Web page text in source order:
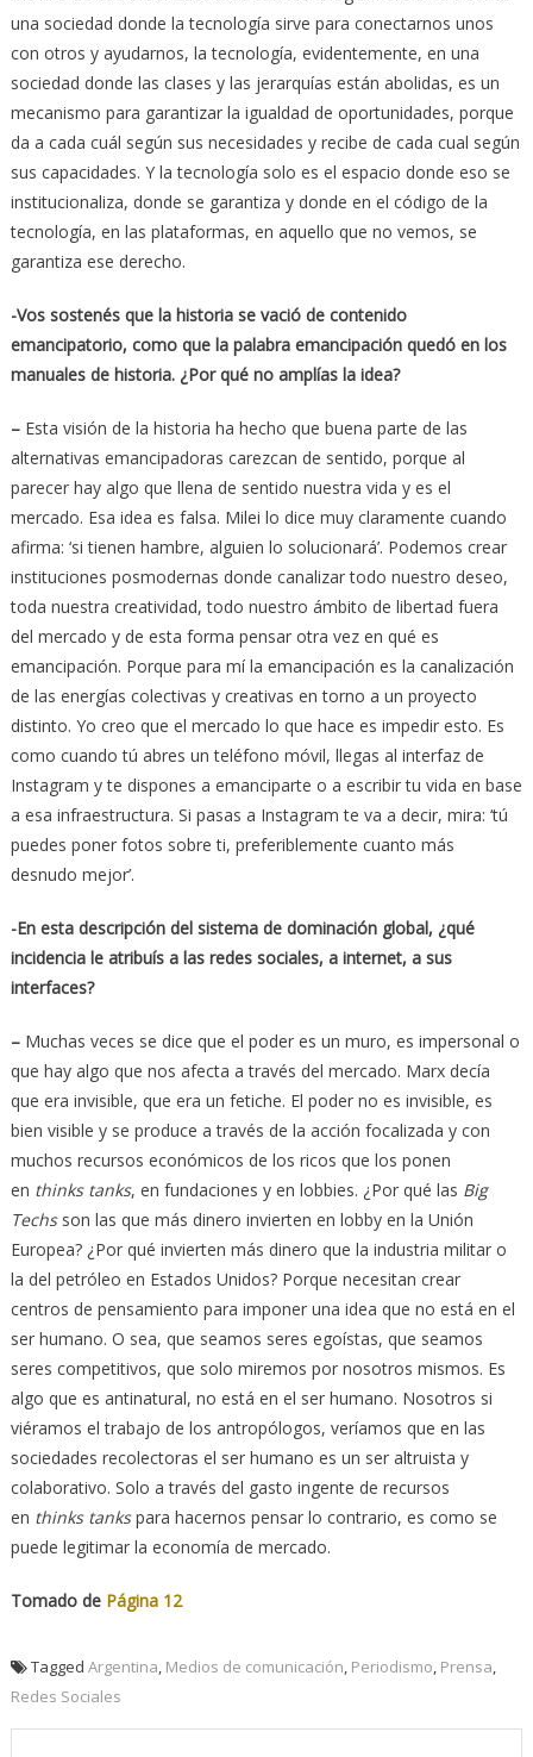
una sociedad donde la tecnología sirve para conectarnos unos
con otros y ayudarnos, la tecnología, evidentemente, en una
sociedad donde las clases y las jerarquías están abolidas, es un
mecanismo para garantizar la igualdad de oportunidades, porque
da a cada cuál según sus necesidades y recibe de cada cual según
sus capacidades. Y la tecnología solo es el espacio donde eso se
institucionaliza, donde se garantiza y donde en el código de la
tecnología, en las plataformas, en aquello que no vemos, se
garantiza ese derecho.
-Vos sostenés que la historia se vació de contenido
emancipatorio, como que la palabra emancipación quedó en los
manuales de historia. ¿Por qué no amplías la idea?
–Esta visión de la historia ha hecho que buena parte de las
alternativas emancipadoras carezcan de sentido, porque al
parecer hay algo que llena de sentido nuestra vida y es el
mercado. Esa idea es falsa. Milei lo dice muy claramente cuando
afirma: ‘si tienen hambre, alguien lo solucionará’. Podemos crear
instituciones posmodernas donde canalizar todo nuestro deseo,
toda nuestra creatividad, todo nuestro ámbito de libertad fuera
del mercado y de esta forma pensar otra vez en qué es
emancipación. Porque para mí la emancipación es la canalización
de las energías colectivas y creativas en torno a un proyecto
distinto. Yo creo que el mercado lo que hace es impedir esto. Es
como cuando tú abres un teléfono móvil, llegas al interfaz de
Instagram y te dispones a emanciparte o a escribir tu vida en base
a esa infraestructura. Si pasas a Instagram te va a decir, mira: ‘tú
puedes poner fotos sobre ti, preferiblemente cuanto más
desnudo mejor’.
-En esta descripción del sistema de dominación global, ¿qué
incidencia le atribuís a las redes sociales, a internet, a sus
interfaces?
– Muchas veces se dice que el poder es un muro, es impersonal o
que hay algo que nos afecta a través del mercado. Marx decía
que era invisible, que era un fetiche. El poder no es invisible, es
bien visible y se produce a través de la acción focalizada y con
muchos recursos económicos de los ricos que los ponen
en thinks tanks, en fundaciones y en lobbies. ¿Por qué las Big
Techsson las que más dinero invierten en lobby en la Unión
Europea? ¿Por qué invierten más dinero que la industria militar o
la del petróleo en Estados Unidos? Porque necesitan crear
centros de pensamiento para imponer una idea que no está en el
ser humano. O sea, que seamos seres egoístas, que seamos
seres competitivos, que solo miremos por nosotros mismos. Es
algo que es antinatural, no está en el ser humano. Nosotros si
viéramos el trabajo de los antropólogos, veríamos que en las
sociedades recolectoras el ser humano es un ser altruista y
colaborativo. Solo a través del gasto ingente de recursos
en thinks tankspara hacernos pensar lo contrario, es como se
puede legitimar la economía de mercado.
Tomado de Página 12
Tagged Argentina Medios de comunicación Periodismo Prensa
Redes Sociales